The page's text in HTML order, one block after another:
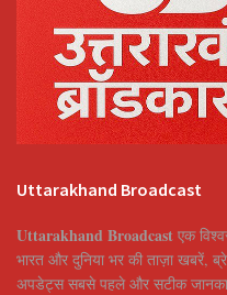
Uttarakhand Broadcast
Uttarakhand Broadcast एक
भारत और दुनिया भर की ताज़ा खबरें,
अपडेट्स सबसे पहले और सटीक